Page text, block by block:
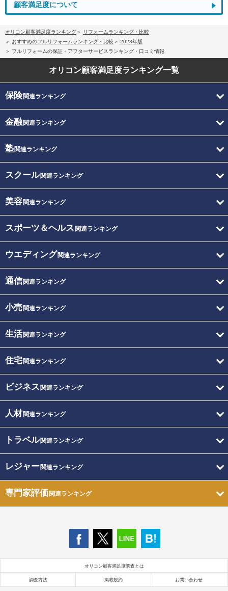
顧客満足度について
オリコン顧客満足度ランキング
リフォームランキング・比較
おすすめのフルリフォームランキング・比較
2023年版
フルリフォームの保証・アフターサービスランキング・口コミ情報
オリコン顧客満足度ランキング一覧
保険関連ランキング
金融関連ランキング
塾関連ランキング
スクール関連ランキング
美容関連ランキング
スポーツ＆ヘルス 関連ランキング
ウエディング関連ランキング
通信関連ランキング
小売関連ランキング
生活関連ランキング
住宅関連ランキング
ビジネス 関連ランキング
人材関連ランキング
トラベル関連ランキング
レジャー関連ランキング
専門家評価関連ランキング
オリコン顧客満足度調査とは
調査方法 掲載規約 お問い合わせ